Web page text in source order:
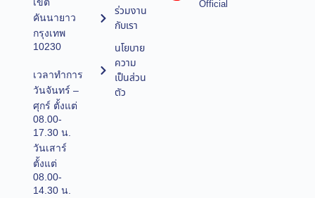
คันนายาว
กรุงเทพ
10230
เวลาทำการ
วันจันทร์ –
ศุกร์ ตั้งแต่
08.00-
17.30 น.
วันเสาร์
ตั้งแต่
08.00-
14.30 น.
ร่วมงาน
กับเรา
นโยบาย
ความ
เป็นส่วน
ตัว
Official